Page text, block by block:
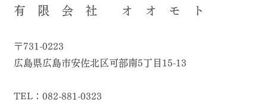
有 限 会 社 オ オ モ ト
〒731-0223
広島県広島市安佐北区可部南5丁目15-13
TEL：082-881-0323